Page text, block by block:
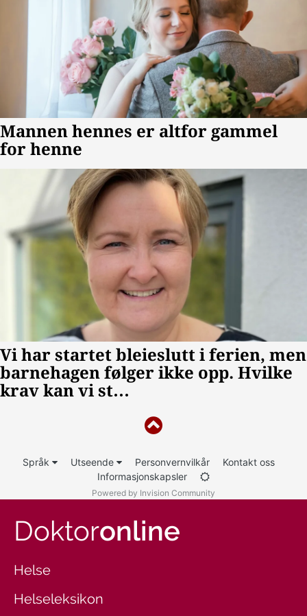
Språk Utseende Personvernvilkår
Kontakt oss
Informasjonskapsler
Powered by Invision Community
Doktoronline
Helse
Helseleksikon